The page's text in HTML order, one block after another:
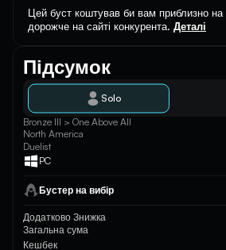
Цей буст коштував би вам приблизно на
дорожче на сайті конкурента. Деталі
Підсумок
Solo
Bronze III > One Above All
North America
Duelist
PC
Бустер на вибір
Додатково Знижка
Загальна сума
Кешбек